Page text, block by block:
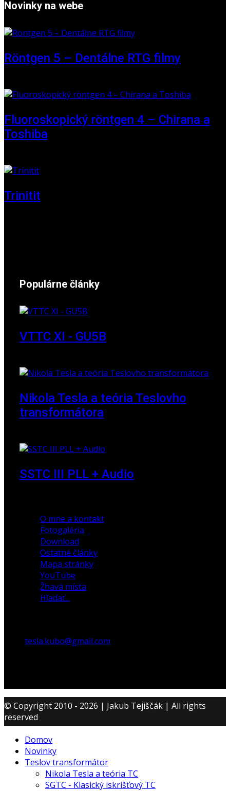
Novinky na webe
Röntgen 5 – Dentálne RTG filmy
Fluoroskopický röntgen 4 – Chirana a
Toshiba
Trinitit
Populárne články
VTTC XI - GU5B
Nikola Tesla a teória Teslovho
transformátora
SSTC III PLL + Audio
O mne a kontakt
Fotogaléria
Download
Ostatné články
Mapa stránky
YouTube
Žhavá místa
Hľadať...
tesla.kubo@gmail.com
© Copyright 2010 - 2026 | Jakub Tejiščák | All rights
reserved
Domov
Novinky
Teslov transformátor
Nikola Tesla a teória TC
SGTC - Klasický iskrišťový TC